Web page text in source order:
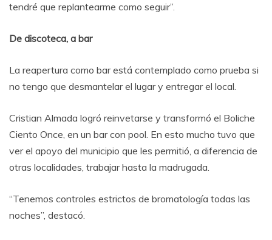
tendré que replantearme como seguir”.
De discoteca, a bar
La reapertura como bar está contemplado como prueba si
no tengo que desmantelar el lugar y entregar el local.
Cristian Almada logró reinvetarse y transformó el Boliche
Ciento Once, en un bar con pool. En esto mucho tuvo que
ver el apoyo del municipio que les permitió, a diferencia de
otras localidades, trabajar hasta la madrugada.
“Tenemos controles estrictos de bromatología todas las
noches”, destacó.